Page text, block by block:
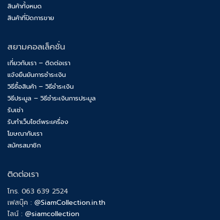
สินค้าทั้งหมด
สินค้าที่ปิดการขาย
สยามคอลเล็คชั่น
เกี่ยวกับเรา – ติดต่อเรา
แจ้งยืนยันการชำระเงิน
วิธีซื้อสินค้า – วิธีชำระเงิน
วิธีประมูล – วิธีชำระเงินการประมูล
รับเช่า
รับทำเว็บไซต์พระเครื่อง
โฆษณากับเรา
สมัครสมาชิก
ติดต่อเรา
โทร. 063 639 2524
เฟสบุ๊ค : @SiamCollection.in.th
ไลน์ : @siamcollection